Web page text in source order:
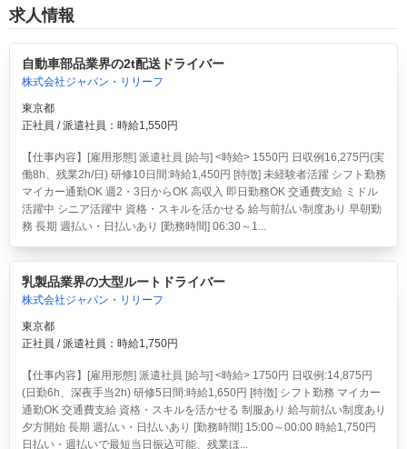
求人情報
自動車部品業界の2t配送ドライバー
株式会社ジャパン・リリーフ
東京都
正社員 / 派遣社員：時給1,550円
【仕事内容】[雇用形態] 派遣社員 [給与] <時給> 1550円 日収例16,275円(実
働8h、残業2h/日) 研修10日間:時給1,450円 [特徴] 未経験者活躍 シフト勤務
マイカー通勤OK 週2・3日からOK 高収入 即日勤務OK 交通費支給 ミドル
活躍中 シニア活躍中 資格・スキルを活かせる 給与前払い制度あり 早朝勤
務 長期 週払い・日払いあり [勤務時間] 06:30～1...
乳製品業界の大型ルートドライバー
株式会社ジャパン・リリーフ
東京都
正社員 / 派遣社員：時給1,750円
【仕事内容】[雇用形態] 派遣社員 [給与] <時給> 1750円 日収例:14,875円
(日勤6h、深夜手当2h) 研修5日間:時給1,650円 [特徴] シフト勤務 マイカー
通勤OK 交通費支給 資格・スキルを活かせる 制服あり 給与前払い制度あり
夕方開始 長期 週払い・日払いあり [勤務時間] 15:00～00:00 時給1,750円
日払い・週払いで最短当日振込可能、残業ほ...